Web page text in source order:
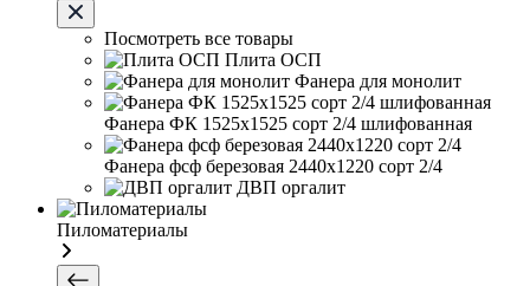
Посмотреть все товары
Плита ОСП
Фанера для монолит
Фанера ФК 1525х1525 сорт 2/4 шлифованная
Фанера фсф березовая 2440х1220 сорт 2/4
ДВП оргалит
Пиломатериалы